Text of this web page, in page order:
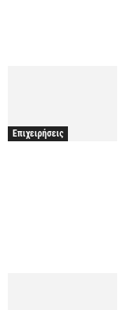
Επιχειρήσεις